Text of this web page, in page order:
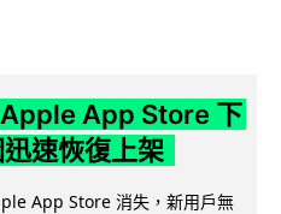
App Store 下
速恢復上架
App Store 消失，新用戶無